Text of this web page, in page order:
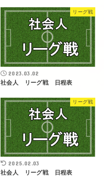
リーグ戦
2023.03.02
社会人 リーグ戦 日程表
リーグ戦
2025.02.03
社会人 リーグ戦 日程表